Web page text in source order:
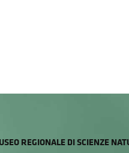
REGIONALE DI SCIENZE